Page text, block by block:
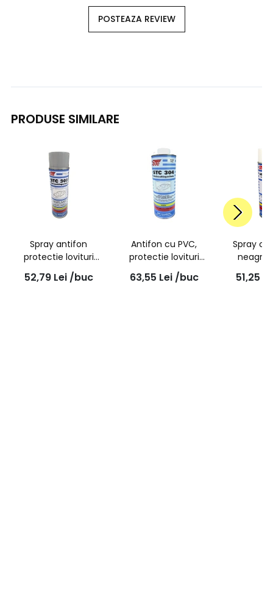
POSTEAZA REVIEW
PRODUSE SIMILARE
Spray antifon
protectie lovituri
pietre Gri, 500ml, 303 |
STC
52,79 Lei /buc
Antifon cu PVC,
protectie lovituri
pietre, alb, 1L, 304 |
STC
63,55 Lei /buc
Spray
- 3850,
51,25